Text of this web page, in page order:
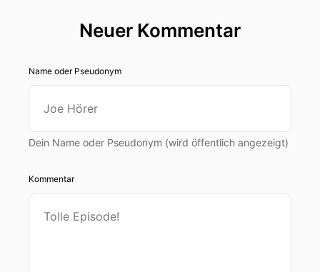
Neuer Kommentar
Name oder Pseudonym
Dein Name oder Pseudonym (wird öffentlich angezeigt)
Kommentar